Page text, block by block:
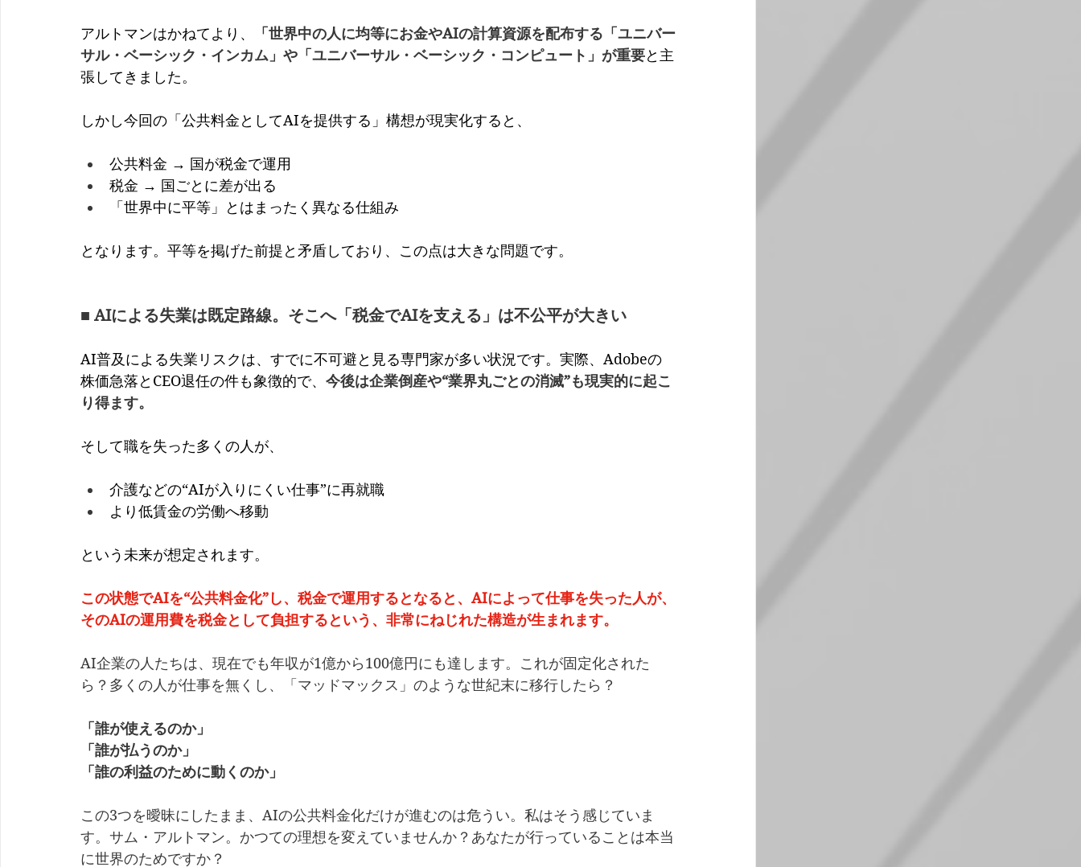
アルトマンはかねてより、
「世界中の人に均等にお金やAIの計算資源を配布する「ユニバー
サル・ベーシック・インカム」や「ユニバーサル・ベーシック・コンピュート」が重要と主
張してきました。
しかし今回の「公共料金としてAIを提供する」構想が現実化すると、
公共料金 → 国が税金で運用
税金 → 国ごとに差が出る
「世界中に平等」とはまったく異なる仕組み
となります。 平等を掲げた前提と矛盾しており、この点は大きな問題です。
■ AIによる失業は既定路線。そこへ「税金でAIを支える」は不公平が大きい
AI普及による失業リスクは、すでに不可避と見る専門家が多い状況です。実際、Adobeの
株価急落とCEO退任の件も象徴的で、 今後は企業倒産や“業界丸ごとの消滅”も現実的に起こ
り得ます。
そして職を失った多くの人が、
介護などの“AIが入りにくい仕事”に再就職
より低賃金の労働へ移動
という未来が想定されます。
この状態でAIを“公共料金化”し、税金で運用するとなると、AIによって仕事を失った人が、
そのAIの運用費を税金として負担するという、非常にねじれた構造が生まれます。
AI企業の人たちは、現在でも年収が1億から100億円にも達します。これが固定化された
ら？多くの人が仕事を無くし、「マッドマックス」のような世紀末に移行したら？
「誰が使えるのか」
「誰が払うのか」
「誰の利益のために動くのか」
この3つを曖昧にしたまま、AIの公共料金化だけが進むのは危うい。私はそう感じていま
す。サム・アルトマン。かつての理想を変えていませんか？あなたが行っていることは本当
に世界のためですか？